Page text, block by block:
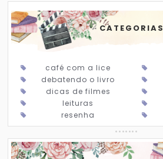
CATEGORIAS
café com a lice
debatendo o livro
dicas de filmes
leituras
resenha